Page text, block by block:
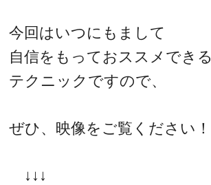
今回はいつにもまして
自信をもっておススメできる
テクニックですので、
ぜひ、映像をご覧ください！
↓↓↓